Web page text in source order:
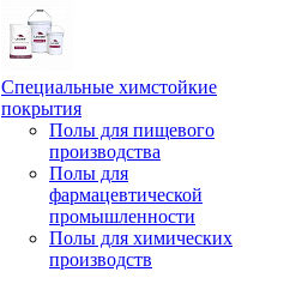
Специальные химстойкие
покрытия
Полы для пищевого
производства
Полы для
фармацевтической
промышленности
Полы для химических
производств